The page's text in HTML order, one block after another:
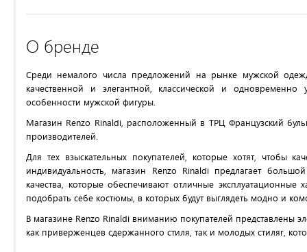
О бренде
Среди немалого числа предложений на рынке мужской
качественной и элегантной, классической и
особенности мужской фигуры.
Магазин Renzo Rinaldi, расположенный в ТРЦ Французский
производителей.
Для тех взыскательных покупателей, которые хотят, чтобы
индивидуальность, магазин Renzo Rinaldiпредлагает большой
качества, которые обеспечивают отличные
подобрать себе костюмы, в которых будут выглядеть модно и
В магазине Renzo Rinaldi вниманию покупателей представлены
как приверженцев сдержанного стиля, так и молодых стиляг,